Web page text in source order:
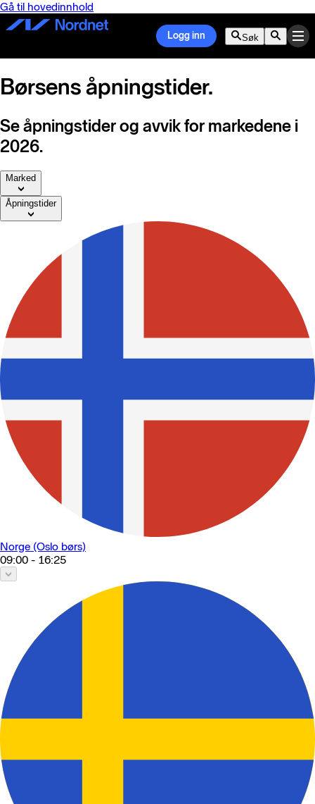
Gå til hovedinnhold
Logg inn Søk
Børsens åpningstider.
Se åpningstider og avvik for markedene i
2026.
Marked
Åpningstider
Norge (Oslo børs)
09:00 - 16:25